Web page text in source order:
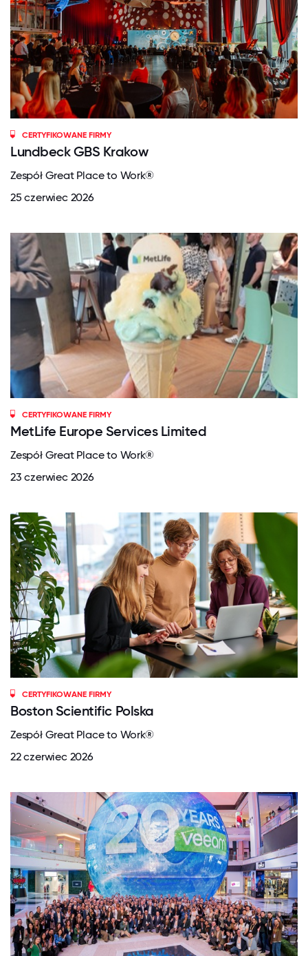
CERTYFIKOWANE FIRMY
Lundbeck GBS Krakow
Zespół Great Place to Work®
25 czerwiec 2026
CERTYFIKOWANE FIRMY
MetLife Europe Services Limited
Zespół Great Place to Work®
23 czerwiec 2026
CERTYFIKOWANE FIRMY
Boston Scientific Polska
Zespół Great Place to Work®
22 czerwiec 2026